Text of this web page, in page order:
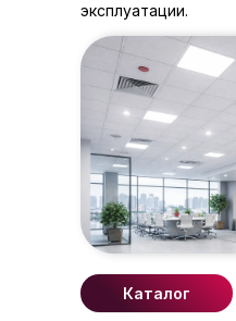
эксплуатации.
Каталог